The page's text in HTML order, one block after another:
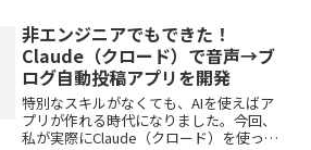
非エンジニアでもできた！
Claude（クロード）で音声→ブ
ログ自動投稿アプリを開発
特別なスキルがなくても、AIを使えばア
プリが作れる時代になりました。今回、
私が実際にClaude（クロード）を使って